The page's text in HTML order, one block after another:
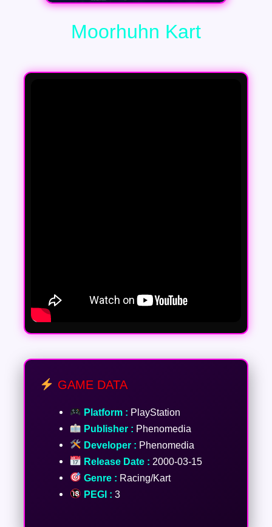
Moorhuhn Kart
GAME DATA
Platform : PlayStation
Publisher : Phenomedia
Developer : Phenomedia
Release Date : 2000-03-15
Genre : Racing/Kart
PEGI : 3